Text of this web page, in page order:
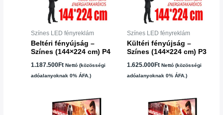
Színes LED fényreklám
Beltéri fényújság –
Színes (144×224 cm) P4
1.187.500Ft Nettó (közösségi
adóalanyoknak 0% ÁFA.)
Színes LED fényreklám
Kültéri fényújság –
Színes (144×224 cm) P3
1.625.000Ft Nettó (közösségi
adóalanyoknak 0% ÁFA.)